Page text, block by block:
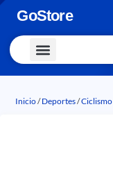
GoStore
Inicio/Deportes/Ciclismo